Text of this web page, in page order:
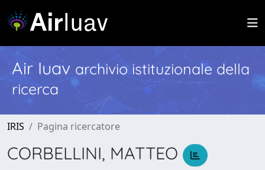
Air Iuav archivio istituzionale della
ricerca
IRIS Pagina ricercatore
CORBELLINI, MATTEO